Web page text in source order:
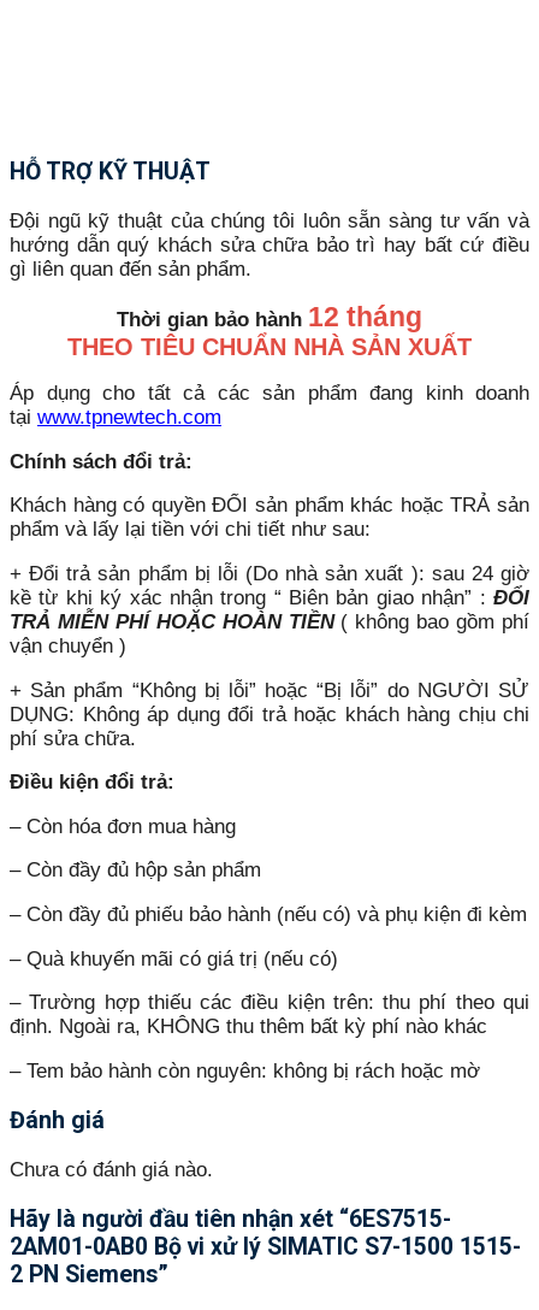
HỖ TRỢ KỸ THUẬT
Đội ngũ kỹ thuật của chúng tôi luôn sẵn sàng tư vấn và
hướng dẫn quý khách sửa chữa bảo trì hay bất cứ điều
gì liên quan đến sản phẩm.
Thời gian bảo hành 12 tháng
THEO TIÊU CHUẨN NHÀ SẢN XUẤT
Áp dụng cho tất cả các sản phẩm đang kinh doanh
tại www.tpnewtech.com
Chính sách đổi trả:
Khách hàng có quyền ĐỔI sản phẩm khác hoặc TRẢ sản
phẩm và lấy lại tiền với chi tiết như sau:
+ Đổi trả sản phẩm bị lỗi (Do nhà sản xuất ): sau 24 giờ
kề từ khi ký xác nhận trong “ Biên bản giao nhận” : ĐỔI
TRẢ MIỄN PHÍ HOẶC HOÀN TIỀN( không bao gồm phí
vận chuyển )
+ Sản phẩm “Không bị lỗi” hoặc “Bị lỗi” do NGƯỜI SỬ
DỤNG: Không áp dụng đổi trả hoặc khách hàng chịu chi
phí sửa chữa.
Điều kiện đổi trả:
– Còn hóa đơn mua hàng
– Còn đầy đủ hộp sản phẩm
– Còn đầy đủ phiếu bảo hành (nếu có) và phụ kiện đi kèm
– Quà khuyến mãi có giá trị (nếu có)
– Trường hợp thiếu các điều kiện trên: thu phí theo qui
định. Ngoài ra, KHÔNG thu thêm bất kỳ phí nào khác
– Tem bảo hành còn nguyên: không bị rách hoặc mờ
Đánh giá
Chưa có đánh giá nào.
Hãy là người đầu tiên nhận xét “6ES7515-
2AM01-0AB0 Bộ vi xử lý SIMATIC S7-1500 1515-
2 PN Siemens”